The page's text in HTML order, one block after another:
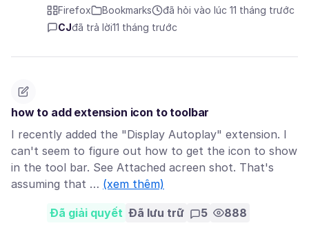
Firefox Bookmarks
đã hỏi vào lúc 11 tháng trước
CJđã trả lời11 tháng trước
how to add extension icon to toolbar
I recently added the "Display Autoplay" extension. I
can't seem to figure out how to get the icon to show
in the tool bar. See Attached acreen shot. That's
assuming that … (xem thêm)
Đã giải quyết Đã lưu trữ 5 888